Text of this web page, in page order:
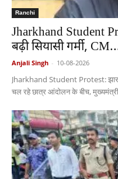
Ranchi
Jharkhand Student
बढ़ी सियासी गर्मी,
Anjali Singh - 10-08-2026
Jharkhand Student Protest:
चल रहे छात्र आंदोलन के बीच,